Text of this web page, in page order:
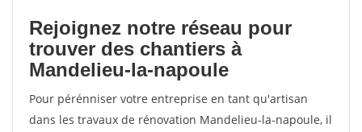
Rejoignez notre réseau pour
trouver des chantiers à
Mandelieu-la-napoule
Pour pérénniser votre entreprise en tant qu'artisan
dans les travaux de rénovation Mandelieu-la-napoule, il